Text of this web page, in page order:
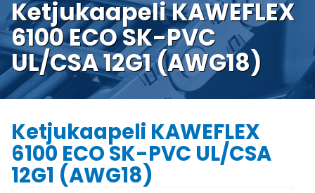
Ketjukaapeli KAWEFLEX
6100 ECO SK-PVC
UL/CSA 12G1 (AWG18)
Ketjukaapeli KAWEFLEX
6100 ECO SK-PVC UL/CSA
12G1 (AWG18)